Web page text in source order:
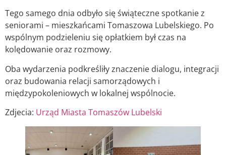
Tego samego dnia odbyło się świąteczne spotkanie z
seniorami – mieszkańcami Tomaszowa Lubelskiego. Po
wspólnym podzieleniu się opłatkiem był czas na
kolędowanie oraz rozmowy.
Oba wydarzenia podkreśliły znaczenie dialogu, integracji
oraz budowania relacji samorządowych i
międzypokoleniowych w lokalnej wspólnocie.
Zdjecia: Urząd Miasta Tomaszów Lubelski